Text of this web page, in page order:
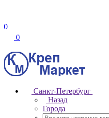
0
0
Санкт-Петербург
Назад
Города